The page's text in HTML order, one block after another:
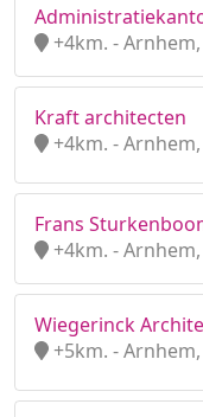
+4km. -
Kraft architecten
+4km. -
Frans
+4km. -
Wiegerinck
+5km. -